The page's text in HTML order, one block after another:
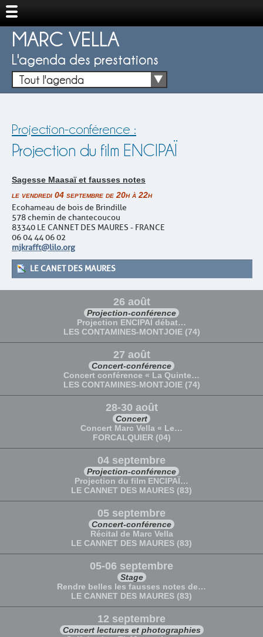
MARC VELLA
L'agenda des prestations
Tout l'agenda
Projection-conférence :
Projection du film ENCIPAÏ
Sagesse Maasaï et fausses notes
le vendredi 04 septembre de 20h à 22h
Ecohameau de bois de Brindille
578 chemin de chantecoucou
83340 LE CANNET DES MAURES - FRANCE
06 04 44 06 02
mjkrafft@lilo.org
LE CANET DES MAURES
26 août
Projection-conférence
Projection ENCIPAÏ débat…
LES CONTAMINES-MONTJOIE (74)
27 août
Concert-conférence
Concert conférence « La Quinte…
LES CONTAMINES-MONTJOIE (74)
28-30 août
Concert
Concert Marc Vella « Le…
FORCALQUIER (04)
04 septembre
Projection-conférence
Projection du film ENCIPAÏ…
LE CANNET DES MAURES (83)
05 septembre
Concert-conférence
Récital de Marc Vella
LE CANNET DES MAURES (83)
05-06 septembre
Stage
Rendre belles les fausses notes de…
LE CANNET DES MAURES (83)
12 septembre
Concert lectures et photographies